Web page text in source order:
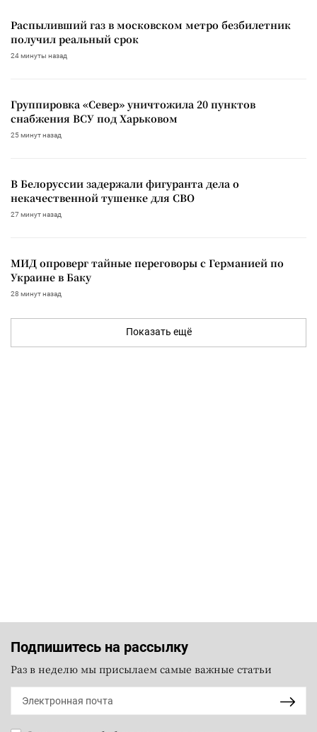
Распыливший газ в московском метро безбилетник
получил реальный срок
24 минуты назад
Группировка «Север» уничтожила 20 пунктов
снабжения ВСУ под Харьковом
25 минут назад
В Белоруссии задержали фигуранта дела о
некачественной тушенке для СВО
27 минут назад
МИД опроверг тайные переговоры с Германией по
Украине в Баку
28 минут назад
Показать ещё
Подпишитесь на рассылку
Раз в неделю мы присылаем самые важные статьи